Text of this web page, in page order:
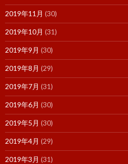
2019年11月 (30)
2019年10月 (31)
2019年9月 (30)
2019年8月 (29)
2019年7月 (31)
2019年6月 (30)
2019年5月 (30)
2019年4月 (29)
2019年3月 (31)